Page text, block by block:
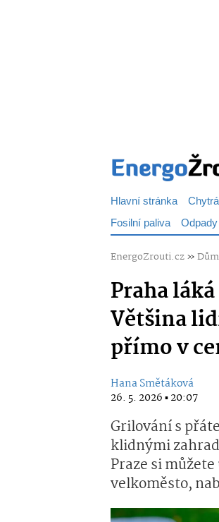
Hlavní stránka
Fosilní paliva Odpady
EnergoZrouti.cz»
Praha
Většina
přímo v
Hana Smětáková
26. 5. 2026 ▪ 20:07
Grilování s
klidnými
Praze si
velkoměsto,